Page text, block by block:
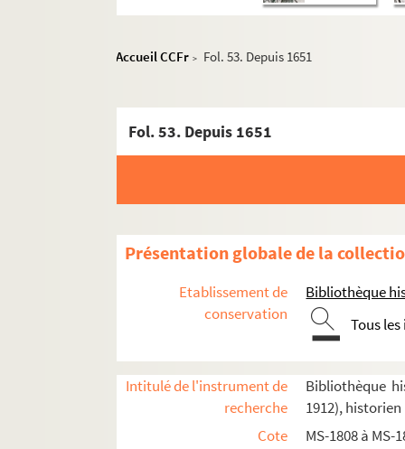
Accueil CCFr > Fol. 53. Depuis 1651
Fol. 53. Depuis 1651
Présentation globale de la
Etablissement de
conservation
Bibliothèque
Tous
Intitulé de l'instrument de
recherche
Bibliothèque
1912), historien
Cote
MS-1808 à MS-
Bibliographie préparée pour "Paris
2-MS-1810. La rue Saint-Honoré
L'Université. Les collèges
Les Jésuites
2-MS-1816. Le Louvre, les Tuileries, place de
4-MS-1818. Le Châtelet
4-MS-1819. Dépouillement de registres du
8-MS-1820. La municipalité parisienne